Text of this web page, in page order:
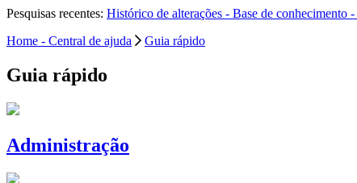
Pesquisas recentes: Histórico de alterações - Base de conhecimento -
Home - Central de ajuda
Guia rápido
Guia rápido
Administração